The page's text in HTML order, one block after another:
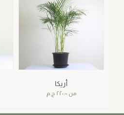
أريكا
من ٢٢٠.٠٠ ج.م